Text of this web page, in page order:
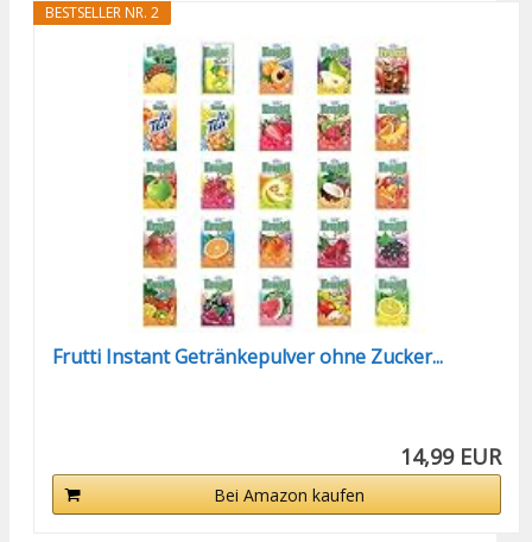
BESTSELLER NR. 2
Frutti Instant Getränkepulver ohne Zucker...
14,99 EUR
Bei Amazon kaufen